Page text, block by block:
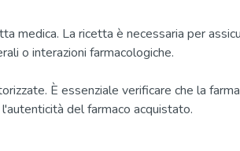
medica. La ricetta è necessaria per
o interazioni farmacologiche.
È essenziale verificare che la
del farmaco acquistato.